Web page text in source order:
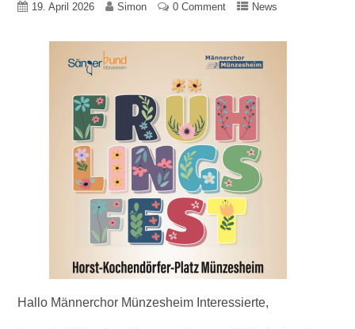
19. April 2026 Simon 0 Comment News
Hallo Männerchor Münzesheim Interessierte,